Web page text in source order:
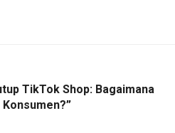
TikTok Shop: Bagaimana